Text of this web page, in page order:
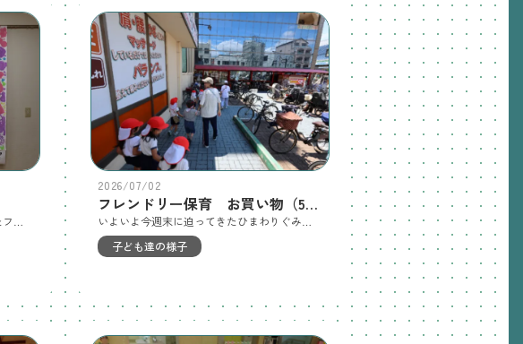
2026/07/02
フレンドリー保育 お買い物（5歳児）
子ども達の様子